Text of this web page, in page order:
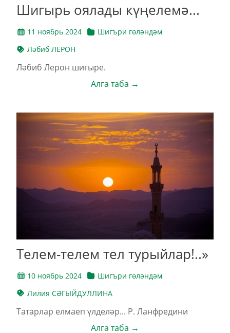
Шигырь оялады күңелемә...
11 ноябрь 2024
Шигъри гөләндәм
Ләбиб ЛЕРОН
Ләбиб Лерон шигыре.
Алга таба →
Телем-телем тел турыйлар!..»
10 ноябрь 2024
Шигъри гөләндәм
Лилия СӘГЫЙДУЛЛИНА
Татарлар елмаеп үлделәр... Р. Ланфредини
Алга таба →